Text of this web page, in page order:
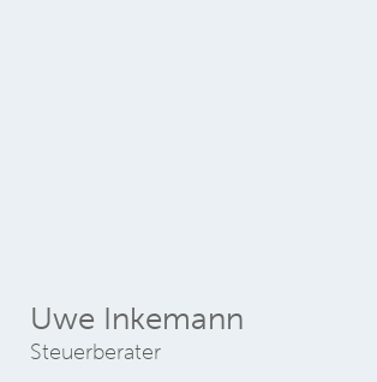
Uwe Inkemann
Steuerberater